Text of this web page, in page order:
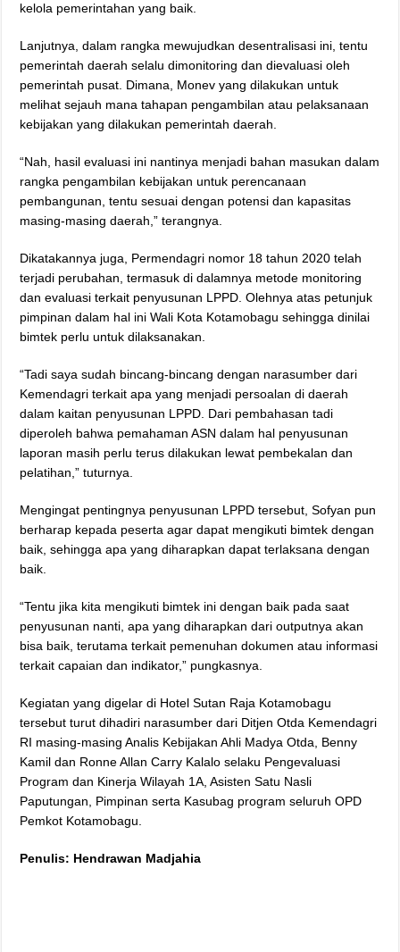
kelola pemerintahan yang baik.
Lanjutnya, dalam rangka mewujudkan desentralisasi ini, tentu
pemerintah daerah selalu dimonitoring dan dievaluasi oleh
pemerintah pusat. Dimana, Monev yang dilakukan untuk
melihat sejauh mana tahapan pengambilan atau pelaksanaan
kebijakan yang dilakukan pemerintah daerah.
“Nah, hasil evaluasi ini nantinya menjadi bahan masukan dalam
rangka pengambilan kebijakan untuk perencanaan
pembangunan, tentu sesuai dengan potensi dan kapasitas
masing-masing daerah,” terangnya.
Dikatakannya juga, Permendagri nomor 18 tahun 2020 telah
terjadi perubahan, termasuk di dalamnya metode monitoring
dan evaluasi terkait penyusunan LPPD. Olehnya atas petunjuk
pimpinan dalam hal ini Wali Kota Kotamobagu sehingga dinilai
bimtek perlu untuk dilaksanakan.
“Tadi saya sudah bincang-bincang dengan narasumber dari
Kemendagri terkait apa yang menjadi persoalan di daerah
dalam kaitan penyusunan LPPD. Dari pembahasan tadi
diperoleh bahwa pemahaman ASN dalam hal penyusunan
laporan masih perlu terus dilakukan lewat pembekalan dan
pelatihan,” tuturnya.
Mengingat pentingnya penyusunan LPPD tersebut, Sofyan pun
berharap kepada peserta agar dapat mengikuti bimtek dengan
baik, sehingga apa yang diharapkan dapat terlaksana dengan
baik.
“Tentu jika kita mengikuti bimtek ini dengan baik pada saat
penyusunan nanti, apa yang diharapkan dari outputnya akan
bisa baik, terutama terkait pemenuhan dokumen atau informasi
terkait capaian dan indikator,” pungkasnya.
Kegiatan yang digelar di Hotel Sutan Raja Kotamobagu
tersebut turut dihadiri narasumber dari Ditjen Otda Kemendagri
RI masing-masing Analis Kebijakan Ahli Madya Otda, Benny
Kamil dan Ronne Allan Carry Kalalo selaku Pengevaluasi
Program dan Kinerja Wilayah 1A, Asisten Satu Nasli
Paputungan, Pimpinan serta Kasubag program seluruh OPD
Pemkot Kotamobagu.
Penulis: Hendrawan Madjahia